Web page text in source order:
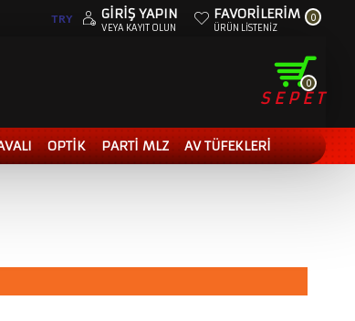
TRY GIRIŞ YAPIN
VEYA KAYIT OLUN
FAVORILERIM
ÜRÜN LISTENIZ
0
SEPET
0
OPTİK PARTİ MLZ AV TÜFEKLERİ